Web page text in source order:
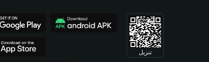
تنزيل